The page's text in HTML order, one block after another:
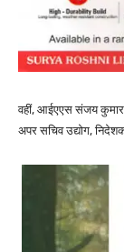
वहीं, आईएएस संजय कुमार
अपर सचिव उद्योग,